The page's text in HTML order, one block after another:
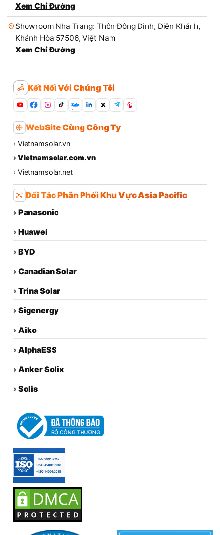
Xem Chỉ Đường
Showroom Nha Trang: Thôn Đông Dinh, Diên Khánh,
Khánh Hòa 57506, Việt Nam
Xem Chỉ Đường
Kết Nối Với Chúng Tôi
Zalo
WebSite Cùng Công Ty
› Vietnamsolar.vn
› Vietnamsolar.com.vn
› Vietnamsolar.net
Đối Tác Phân Phối Khu Vực Asia Pacific
› Panasonic
› Huawei
› BYD
› Canadian Solar
› Trina Solar
› Sigenergy
› Aiko
› AlphaESS
› Anker Solix
› Solis